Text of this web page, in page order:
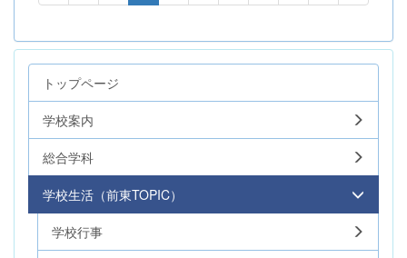
トップページ
学校案内
総合学科
学校生活（前東TOPIC）
学校行事